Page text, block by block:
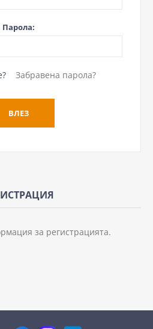
Парола:
Забравена парола?
за регистрацията.